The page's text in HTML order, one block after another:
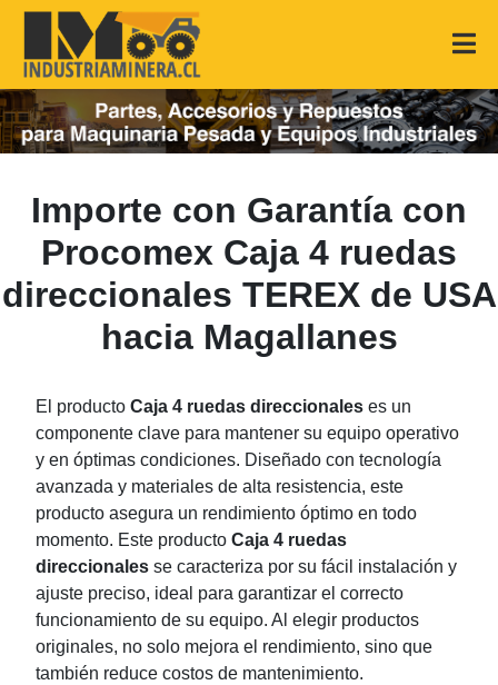
Importe con Garantía con
Procomex Caja 4 ruedas
direccionales TEREX de USA
hacia Magallanes
El producto Caja 4 ruedas direccionales es un
componente clave para mantener su equipo operativo
y en óptimas condiciones. Diseñado con tecnología
avanzada y materiales de alta resistencia, este
producto asegura un rendimiento óptimo en todo
momento. Este producto Caja 4 ruedas
direccionales se caracteriza por su fácil instalación y
ajuste preciso, ideal para garantizar el correcto
funcionamiento de su equipo. Al elegir productos
originales, no solo mejora el rendimiento, sino que
también reduce costos de mantenimiento.